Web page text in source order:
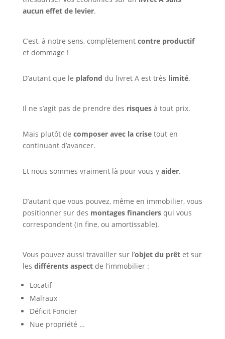
aucun effet de levier.
C’est, à notre sens, complètement contre productif
et dommage !
D’autant que le plafond du livret A est très limité.
Il ne s’agit pas de prendre des risquesà tout prix.
Mais plutôt de composer avec la crisetout en
continuant d’avancer.
Et nous sommes vraiment là pour vous y aider.
D’autant que vous pouvez, même en immobilier, vous
positionner sur des montages financiersqui vous
correspondent (in fine, ou amortissable).
Vous pouvez aussi travailler sur l’objet du prêtet sur
les différents aspectde l’immobilier :
Locatif
Malraux
Déficit Foncier
Nue propriété …